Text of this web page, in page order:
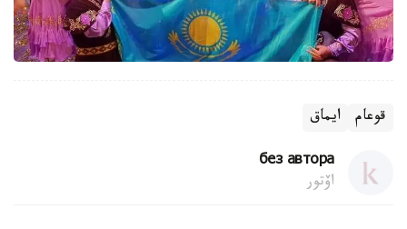
قوعام ايماق
без автора
اۆتور